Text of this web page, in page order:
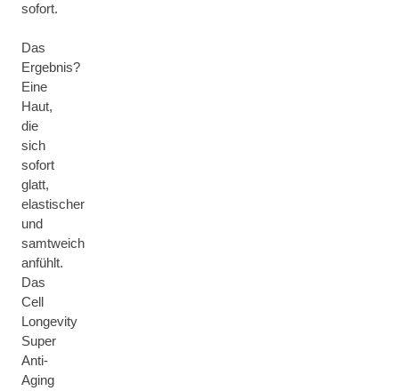
sofort.
Das
Ergebnis?
Eine
Haut,
die
sich
sofort
glatt,
elastischer
und
samtweich
anfühlt.
Das
Cell
Longevity
Super
Anti-
Aging